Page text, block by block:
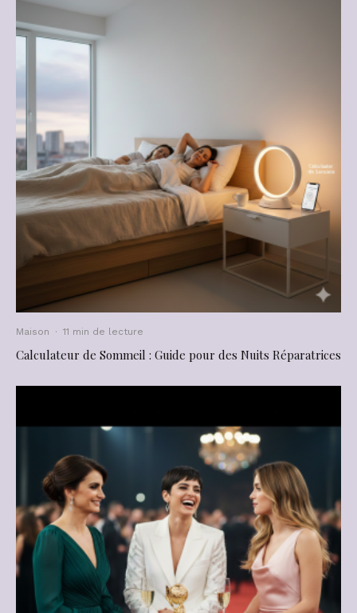
Maison · 11 min de lecture
Calculateur de Sommeil : Guide pour des Nuits Réparatrices